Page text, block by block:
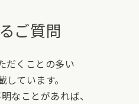
ご質問
だくことの多い
しています。
なことがあれば、